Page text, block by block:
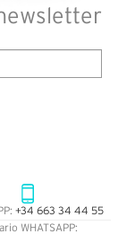
+34 663 34 44 55
WHATSAPP: